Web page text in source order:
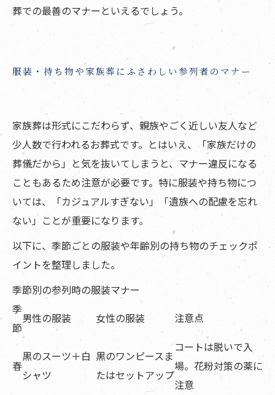
葬での最善のマナーといえるでしょう。
服装・持ち物や家族葬にふさわしい参列者のマナー
家族葬は形式にこだわらず、親族やごく近しい友人など
少人数で行われるお葬式です。とはいえ、「家族だけの
葬儀だから」と気を抜いてしまうと、マナー違反になる
こともあるため注意が必要です。特に服装や持ち物につ
いては、「カジュアルすぎない」「遺族への配慮を忘れ
ない」ことが重要になります。
以下に、季節ごとの服装や年齢別の持ち物のチェックポ
イントを整理しました。
季節別の参列時の服装マナー
季
節
男性の服装 女性の服装 注意点
春
黒のスーツ＋白
シャツ
黒のワンピースま
たはセットアップ
コートは脱いで入
場。花粉対策の薬に
注意